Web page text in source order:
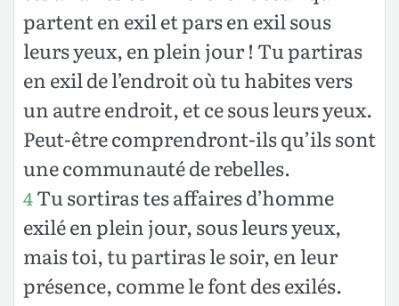
partent en exil et pars en exil sous
leurs yeux, en plein jour ! Tu partiras
en exil de l’endroit où tu habites vers
un autre endroit, et ce sous leurs yeux.
Peut-être comprendront-ils qu’ils sont
une communauté de rebelles.
4Tu sortiras tes affaires d’homme
exilé en plein jour, sous leurs yeux,
mais toi, tu partiras le soir, en leur
présence, comme le font des exilés.